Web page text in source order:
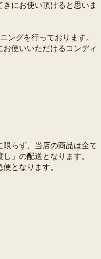
にお使い頂けると思いま
ングを行っております。
使いいただけるコンディ
らず、当店の商品は全て
」の配送となります。
となります。